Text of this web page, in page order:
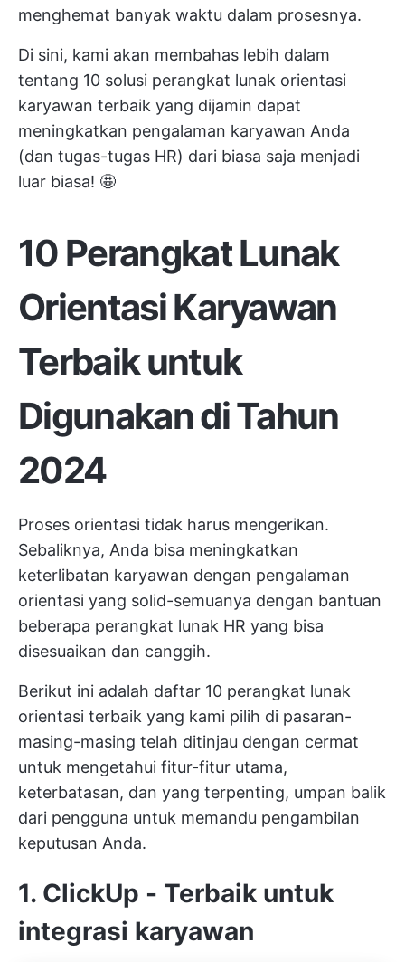
menghemat banyak waktu dalam prosesnya.
Di sini, kami akan membahas lebih dalam
tentang 10 solusi perangkat lunak orientasi
karyawan terbaik yang dijamin dapat
meningkatkan pengalaman karyawan Anda
(dan tugas-tugas HR) dari biasa saja menjadi
luar biasa! 🤩
10 Perangkat Lunak
Orientasi Karyawan
Terbaik untuk
Digunakan di Tahun
2024
Proses orientasi tidak harus mengerikan.
Sebaliknya, Anda bisa meningkatkan
keterlibatan karyawan dengan pengalaman
orientasi yang solid-semuanya dengan bantuan
beberapa perangkat lunak HR yang bisa
disesuaikan dan canggih.
Berikut ini adalah daftar 10 perangkat lunak
orientasi terbaik yang kami pilih di pasaran-
masing-masing telah ditinjau dengan cermat
untuk mengetahui fitur-fitur utama,
keterbatasan, dan yang terpenting, umpan balik
dari pengguna untuk memandu pengambilan
keputusan Anda.
1. ClickUp - Terbaik untuk
integrasi karyawan